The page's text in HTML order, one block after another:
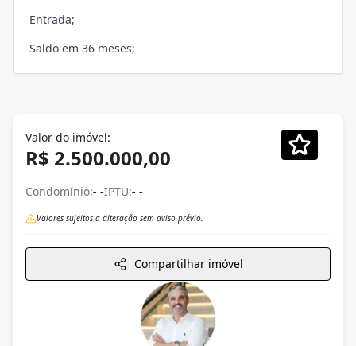
Entrada;
Saldo em 36 meses;
Valor do imóvel:
R$ 2.500.000,00
Condomínio:- -IPTU:- -
Valores sujeitos a alteração sem aviso prévio.
Compartilhar imóvel